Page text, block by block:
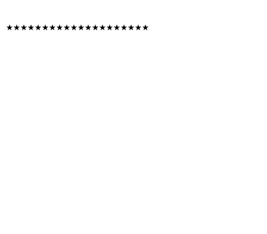
★★★★★★★★★★★★★★★★★★★★